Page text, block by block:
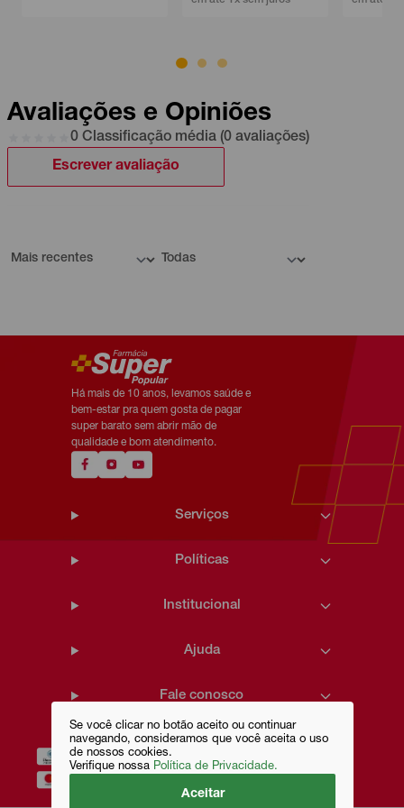
Se você clicar no botão aceito ou continuar
navegando, consideramos que você aceita o uso
de nossos cookies.
Verifique nossa Política de Privacidade.
Aceitar
Avaliações e Opiniões
0 Classificação média (0 avaliações)
Escrever avaliação
Há mais de 10 anos, levamos saúde e
bem-estar pra quem gosta de pagar
super barato sem abrir mão de
qualidade e bom atendimento.
Serviços
Políticas
Institucional
Ajuda
Fale conosco